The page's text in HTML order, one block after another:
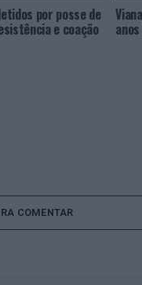
por posse de
e coação
COMENTAR